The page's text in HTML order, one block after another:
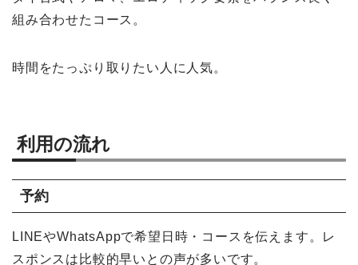
組み合わせたコース。
時間をたっぷり取りたい人に人気。
利用の流れ
予約
LINEやWhatsAppで希望日時・コースを伝えます。レ
スポンスは比較的早いとの声が多いです。